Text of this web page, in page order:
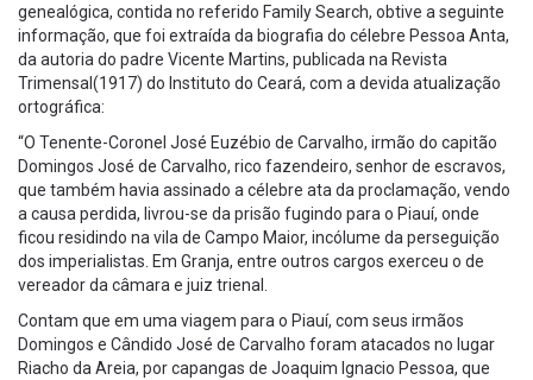
genealógica, contida no referido Family Search, obtive a seguinte
informação, que foi extraída da biografia do célebre Pessoa Anta,
da autoria do padre Vicente Martins, publicada na Revista
Trimensal(1917) do Instituto do Ceará, com a devida atualização
ortográfica:
“O Tenente-Coronel José Euzébio de Carvalho, irmão do capitão
Domingos José de Carvalho, rico fazendeiro, senhor de escravos,
que também havia assinado a célebre ata da proclamação, vendo
a causa perdida, livrou-se da prisão fugindo para o Piauí, onde
ficou residindo na vila de Campo Maior, incólume da perseguição
dos imperialistas. Em Granja, entre outros cargos exerceu o de
vereador da câmara e juiz trienal.
Contam que em uma viagem para o Piauí, com seus irmãos
Domingos e Cândido José de Carvalho foram atacados no lugar
Riacho da Areia, por capangas de Joaquim Ignacio Pessoa, que